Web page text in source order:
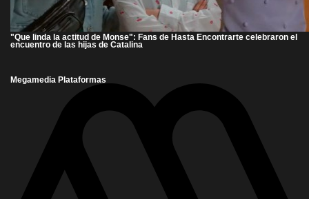
"Que linda la actitud de Monse": Fans de Hasta Encontrarte celebraron el
encuentro de las hijas de Catalina
Megamedia Plataformas